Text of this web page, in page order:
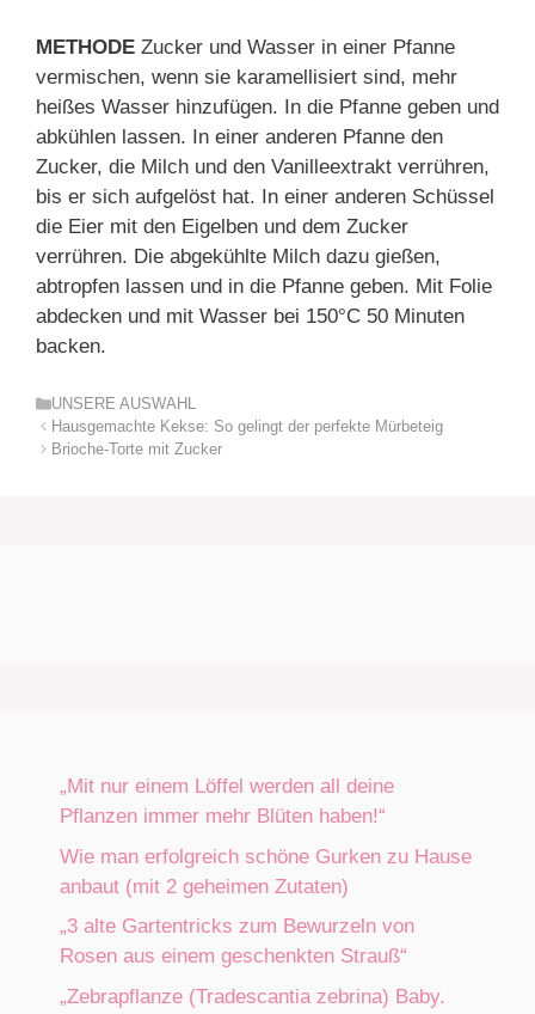
METHODE Zucker und Wasser in einer Pfanne
vermischen, wenn sie karamellisiert sind, mehr
heißes Wasser hinzufügen. In die Pfanne geben und
abkühlen lassen. In einer anderen Pfanne den
Zucker, die Milch und den Vanilleextrakt verrühren,
bis er sich aufgelöst hat. In einer anderen Schüssel
die Eier mit den Eigelben und dem Zucker
verrühren. Die abgekühlte Milch dazu gießen,
abtropfen lassen und in die Pfanne geben. Mit Folie
abdecken und mit Wasser bei 150°C 50 Minuten
backen.
Kategorien
UNSERE AUSWAHL
Hausgemachte Kekse: So gelingt der perfekte Mürbeteig
Brioche-Torte mit Zucker
„Mit nur einem Löffel werden all deine
Pflanzen immer mehr Blüten haben!“
Wie man erfolgreich schöne Gurken zu Hause
anbaut (mit 2 geheimen Zutaten)
„3 alte Gartentricks zum Bewurzeln von
Rosen aus einem geschenkten Strauß“
„Zebrapflanze (Tradescantia zebrina) Baby.